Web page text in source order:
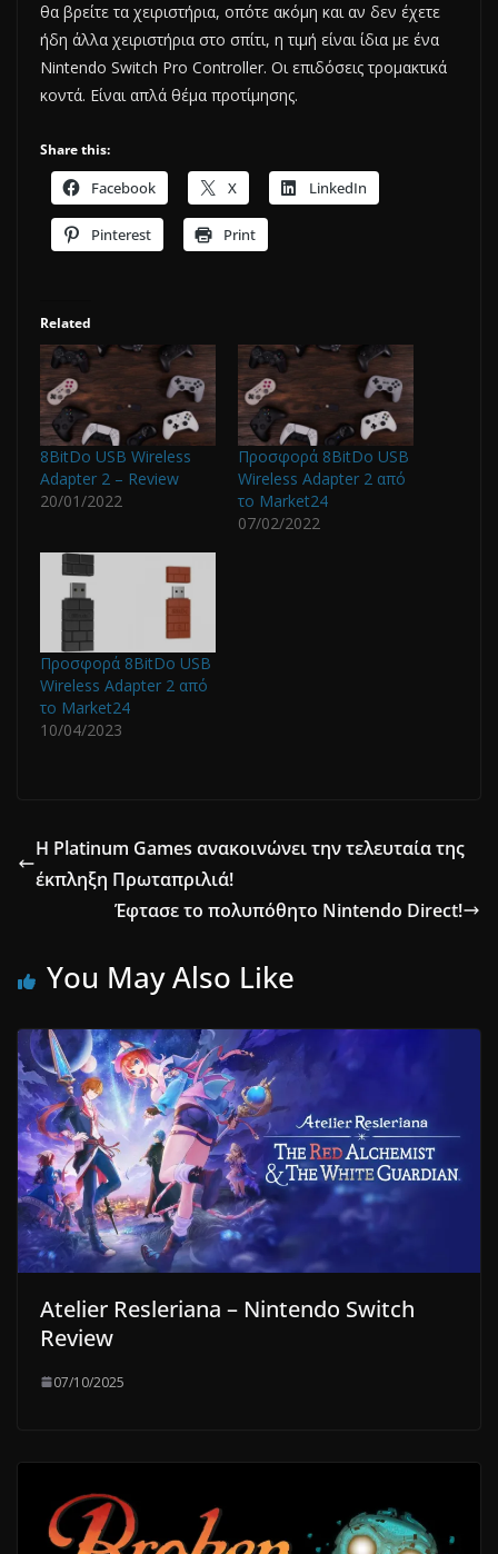
θα βρείτε τα χειριστήρια, οπότε ακόμη και αν δεν έχετε
ήδη άλλα χειριστήρια στο σπίτι, η τιμή είναι ίδια με ένα
Nintendo Switch Pro Controller. Οι επιδόσεις τρομακτικά
κοντά. Είναι απλά θέμα προτίμησης.
Share this:
Facebook X LinkedIn
Pinterest Print
Related
8BitDo USB Wireless
Adapter 2 – Review
20/01/2022
Προσφορά 8BitDo USB
Wireless Adapter 2 από
το Market24
07/02/2022
Προσφορά 8BitDo USB
Wireless Adapter 2 από
το Market24
10/04/2023
Η Platinum Games ανακοινώνει την τελευταία της
έκπληξη Πρωταπριλιά!
Έφτασε το πολυπόθητο Nintendo Direct!
You May Also Like
Atelier Resleriana – Nintendo Switch
Review
07/10/2025